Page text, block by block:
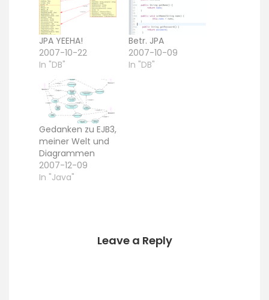
JPA YEEHA!
2007-10-22
In "DB"
Betr. JPA
2007-10-09
In "DB"
Gedanken zu EJB3,
meiner Welt und
Diagrammen
2007-12-09
In "Java"
Leave a Reply